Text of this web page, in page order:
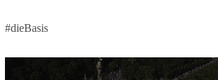
Revanchismus!“
👉 Hier geht es zum vollständigen Video:
https://www.youtube.com/live/a9hOswSNg4I?
#dieBasis